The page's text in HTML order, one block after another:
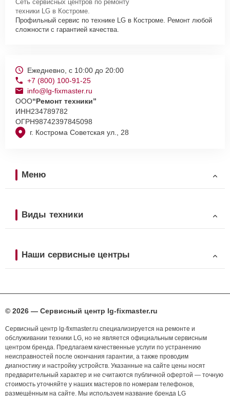
Сеть сервисных центров по ремонту
техники LG в Костроме.
Профильный сервис по технике LG в Костроме. Ремонт любой
сложности с гарантией качества.
г. Кострома Советская ул., 28
Ежедневно, с 10:00 до 20:00
+7 (800) 100-91-25
info@lg-fixmaster.ru
ООО“Ремонт техники”
ИНН234789782
ОГРН98742397845098
Меню
Виды техники
Наши сервисные центры
© 2026 — Сервисный центр lg-fixmaster.ru
Сервисный центр lg-fixmaster.ru специализируется на ремонте и
обслуживании техники LG, но не является официальным сервисным
центром бренда. Предлагаем качественные услуги по устранению
неисправностей после окончания гарантии, а также проводим
диагностику и настройку устройств. Указанные на сайте цены носят
предварительный характер и не считаются публичной офертой — точную
стоимость уточняйте у наших мастеров по номерам телефонов,
размещённым на сайте. Мы используем название бренда LG